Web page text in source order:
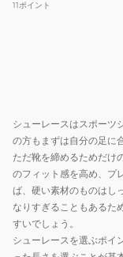
ス
NN82550
K
11ポイント
シューレースはスポーツ
の方もまずは自分の足に
ただ靴を締めるためだけ
のフィット感を高め、プ
ば、硬い素材のものはし
なりすぎることもあるた
すいでしょう。
シューレースを選ぶポイ